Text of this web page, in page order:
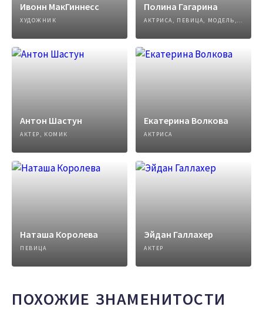
Ивонн МакГиннесс
ХУДОЖНИК
Полина Гагарина
АКТРИСА, ПЕВИЦА, МОДЕЛЬ, АВТОР ПЕСЕН
Антон Шастун
АКТЕР, КОМИК
Екатерина Волкова
АКТРИСА
Наташа Королева
ПЕВИЦА
Эйдан Галлахер
АКТЕР
ПОХОЖИЕ ЗНАМЕНИТОСТИ